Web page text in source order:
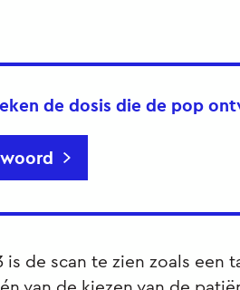
de dosis die de pop
is de scan te zien zoals een